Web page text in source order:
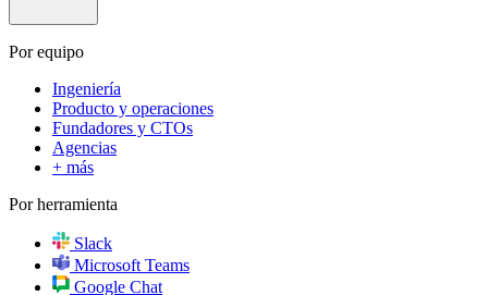
Por equipo
Ingeniería
Producto y operaciones
Fundadores y CTOs
Agencias
+ más
Por herramienta
Slack
Microsoft Teams
Google Chat